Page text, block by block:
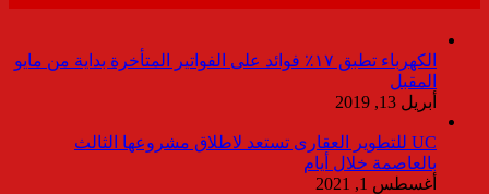
الكهرباء تطبق ١٧٪ فوائد على الفواتير المتأخرة بداية من مايو
المقبل
أبريل 13, 2019
UC للتطوير العقارى تستعد لاطلاق مشروعها الثالث
بالعاصمة خلال أيام
أغسطس 1, 2021